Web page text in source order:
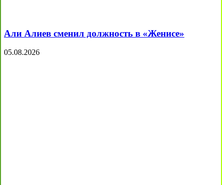
Али Алиев сменил должность в «Женисе»
05.08.2026